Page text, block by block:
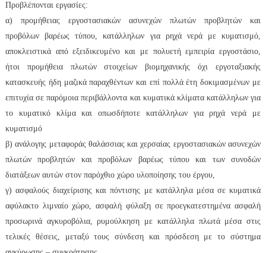
Προβλέπονται εργασίες:
α) προμήθειας εργοστασιακών ασυνεχών πλωτών προβλητών και
προβόλων βαρέως τύπου, κατάλληλων για ρηχά νερά με κυματισμό,
αποκλειστικά από εξειδικευμένο και με πολυετή εμπειρία εργοστάσιο,
ήτοι προμήθεια πλωτών στοιχείων βιομηχανικής όχι εργοταξιακής
κατασκευής ήδη μαζικά παραχθέντων και επί πολλά έτη δοκιμασμένων με
επιτυχία σε παρόμοια περιβάλλοντα και κυματικά κλίματα κατάλληλων για
το κυματικό κλίμα και οπωσδήποτε κατάλληλων για ρηχά νερά με
κυματισμό
β) ανάλογης μεταφοράς θαλάσσιας και χερσαίας εργοστασιακών ασυνεχών
πλωτών προβλητών και προβόλων βαρέως τύπου και των συνοδών
διατάξεων αυτών στον παρόχθιο χώρο υλοποίησης του έργου,
γ) ασφαλούς διαχείρισης και πόντισης με κατάλληλα μέσα σε κυματικά
αφύλακτο λιμναίο χώρο, ασφαλή φύλαξη σε προεγκατεστημένα ασφαλή
προσωρινά αγκυροβόλια, ρυμούλκηση με κατάλληλα πλωτά μέσα στις
τελικές θέσεις, μεταξύ τους σύνδεση και πρόσδεση με το σύστημα